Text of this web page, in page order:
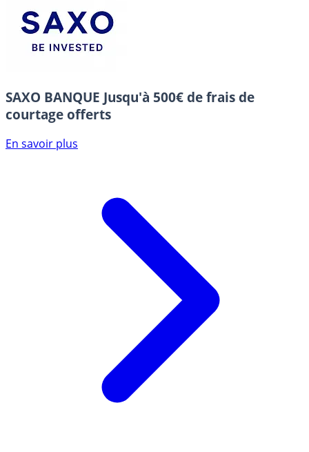
SAXO BANQUE Jusqu'à 500€ de frais de
courtage offerts
En savoir plus